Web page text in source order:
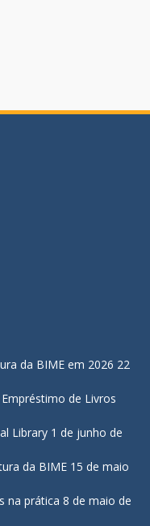
da BIME em 2026 22
de Livros
Library 1 de junho de
da BIME 15 de maio
na prática 8 de maio de